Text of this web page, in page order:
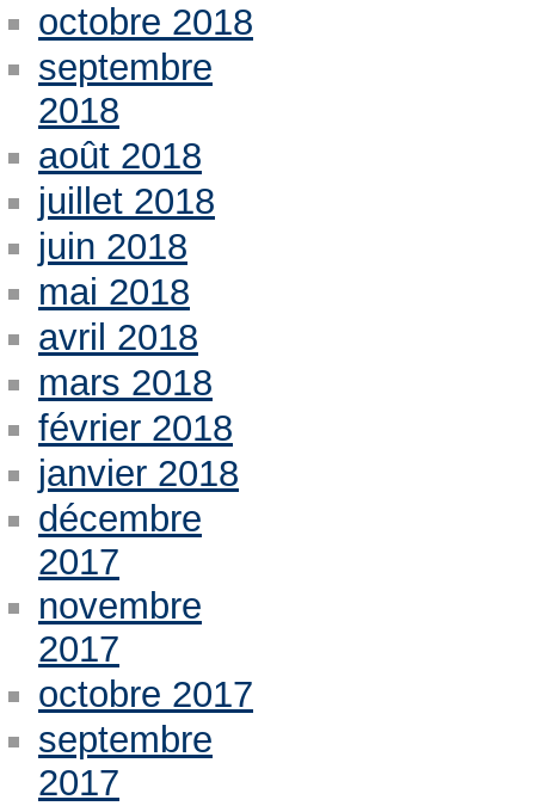
octobre 2018
septembre
2018
août 2018
juillet 2018
juin 2018
mai 2018
avril 2018
mars 2018
février 2018
janvier 2018
décembre
2017
novembre
2017
octobre 2017
septembre
2017